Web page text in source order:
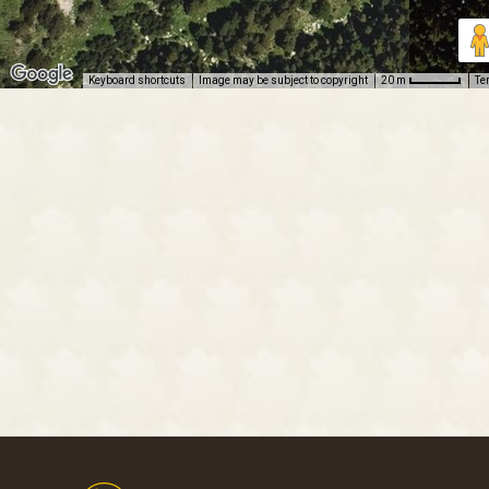
Keyboard shortcuts Image may be subject to copyright 20 m